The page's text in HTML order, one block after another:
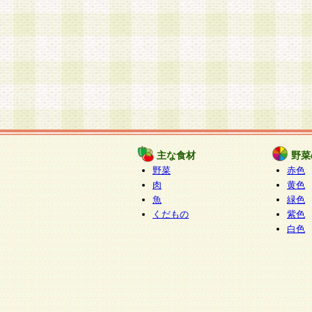
主な食材
野菜
肉
魚
くだもの
野
赤色
黄色
緑色
紫色
白色